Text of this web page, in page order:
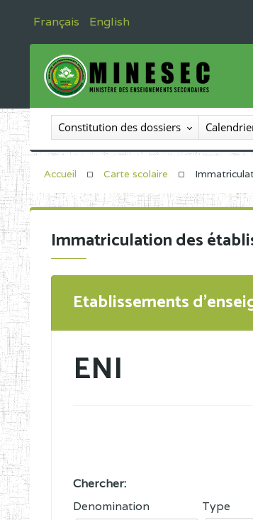
Français English
Constitution des dossiers
Accueil Carte scolaire
Immatriculation des
Etablissements
ENI
Chercher:
Denomination
Type